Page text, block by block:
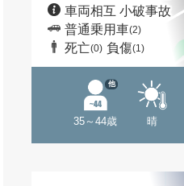
車両相互 小破事故
普通乗用車(2)
死亡(0) 負傷(1)
35～44歳
他
晴